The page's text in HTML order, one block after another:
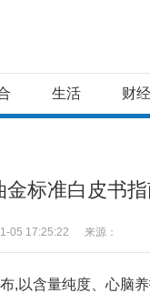
生活 财经
标准白皮书
05 17:25:22 来源：
,以含量纯度、心脑